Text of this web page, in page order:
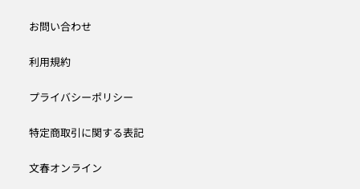
お問い合わせ
利用規約
プライバシーポリシー
特定商取引に関する表記
文春オンライン